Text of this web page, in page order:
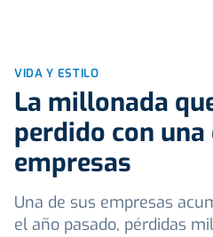
VIDA Y ESTILO
La millonada
perdido con una
empresas
Una de sus empresas
el año pasado, pérdidas